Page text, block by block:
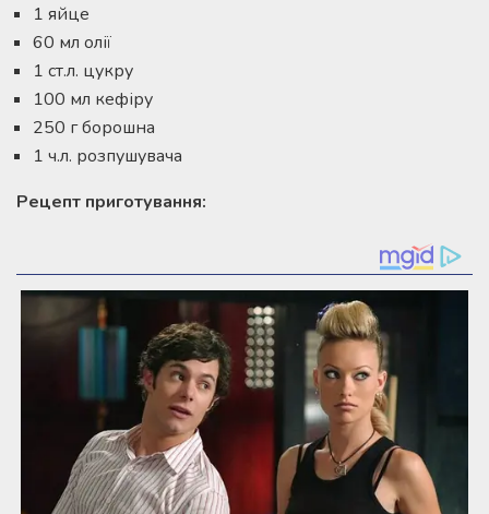
1 яйце
60 мл олії
1 ст.л. цукру
100 мл кефіру
250 г борошна
1 ч.л. розпушувача
Рецепт приготування: